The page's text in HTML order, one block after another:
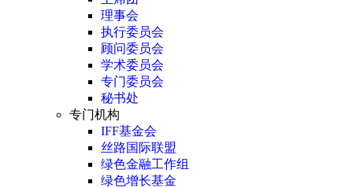
理事会
执行委员会
顾问委员会
学术委员会
专门委员会
秘书处
专门机构
IFF基金会
丝路国际联盟
绿色金融工作组
绿色增长基金